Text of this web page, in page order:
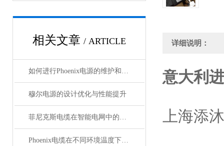
相关文章 / ARTICLE
如何进行Phoenix电源的维护和保养？
穆尔电源的设计优化与性能提升
菲尼克斯电缆在智能电网中的应用
Phoenix电缆在不同环境温度下的性能表现如何？
详细说明：
意大利
上海添